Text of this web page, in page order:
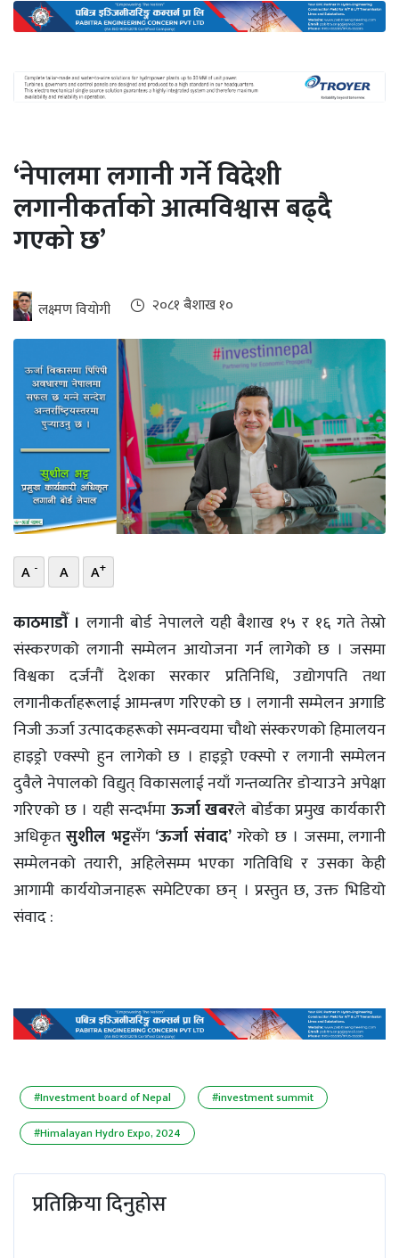
ऊर्जा
दक्षता
खबर
हरित
हाइड्रोजन
सम्पादकीय
पर्यटन
भिडियो
छापा
खोज
ऊर्जा
विशेष
‘नेपालमा लगानी गर्ने विदेशी
लगानीकर्ताको आत्मविश्वास बढ्दै
गएको छ’
लक्ष्मण वियोगी २०८१ ब‌ैशाख १०
A - A A+
काठमाडाैँ । लगानी बोर्ड नेपालले यही बैशाख १५ र १६ गते तेस्रो
संस्करणको लगानी सम्मेलन आयोजना गर्न लागेको छ । जसमा
विश्वका दर्जनौं देशका सरकार प्रतिनिधि, उद्योगपति तथा
लगानीकर्ताहरूलाई आमन्त्रण गरिएको छ । लगानी सम्मेलन अगाडि
निजी ऊर्जा उत्पादकहरूको समन्वयमा चौथो संस्करणको हिमालयन
हाइड्रो एक्स्पो हुन लागेकाे छ । हाइड्रो एक्स्पो र लगानी सम्मेलन
दुवैले नेपालको विद्युत् विकासलाई नयाँ गन्तव्यतिर डोर्‍याउने अपेक्षा
गरिएको छ । यही सन्दर्भमा ऊर्जा खबरले बोर्डका प्रमुख कार्यकारी
अधिकृतसुशील भट्टसँग ‘ऊर्जा संवाद’गरेको छ । जसमा, लगानी
सम्मेलनको तयारी, अहिलेसम्म भएका गतिविधि र उसका केही
आगामी कार्ययोजनाहरू समेटिएका छन् । प्रस्तुत छ, उक्त भिडियो
संवाद :
#Investment board of Nepal
#investment summit
#Himalayan Hydro Expo, 2024
प्रतिक्रिया दिनुहोस